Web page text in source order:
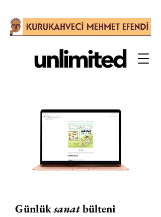
Günlüksanatbülteni